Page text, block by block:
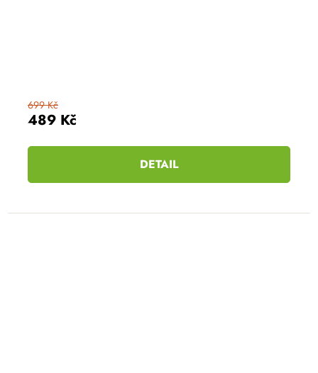
489 Kč
699 Kč
DETAIL